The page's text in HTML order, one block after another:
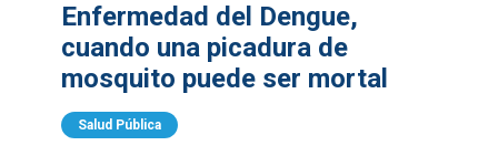
Enfermedad del Dengue,
cuando una picadura de
mosquito puede ser mortal
Salud Pública